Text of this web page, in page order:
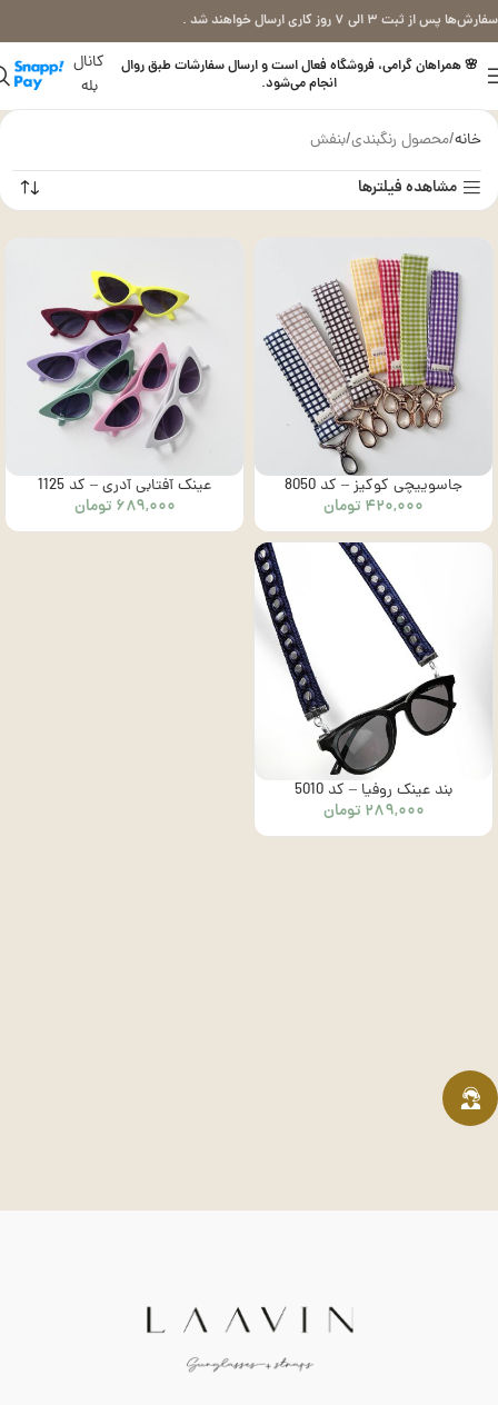
سفارش‌ها پس از ثبت ۳ الی ۷ روز کاری ارسال خواهند شد .
🌸 همراهان گرامی، فروشگاه فعال است و ارسال سفارشات طبق روال
انجام می‌شود.
کانال
بله
خانه محصول رنگبندی بنفش
مشاهده فیلترها
جاسوییچی کوکیز – کد 8050
۴۲۰,۰۰۰ تومان
عینک آفتابی آدری – کد 1125
۶۸۹,۰۰۰ تومان
بند عینک روفیا – کد 5010
۲۸۹,۰۰۰ تومان